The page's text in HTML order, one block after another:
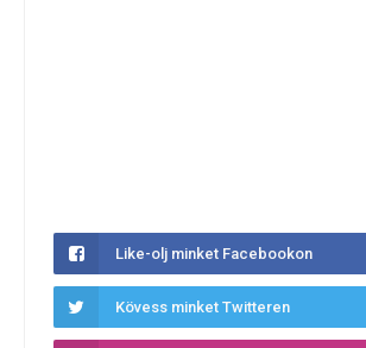
Like-olj minket Facebookon
Kövess minket Twitteren